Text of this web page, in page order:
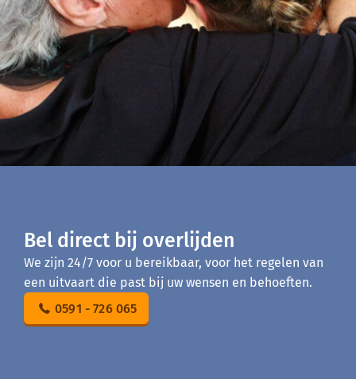
Bel direct bij overlijden
We zijn 24/7 voor u bereikbaar, voor het regelen van
een uitvaart die past bij uw wensen en behoeften.
0591 - 726 065